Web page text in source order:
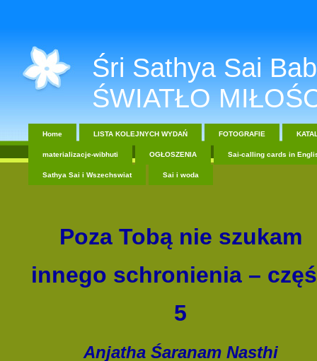
Śri Sathya Sai
ŚWIATŁO
Home LISTA KOLEJNYCH WYDAŃ FOTOGRAFIE
materializacje-wibhuti OGŁOSZENIA Sai-calling cards in
Sathya Sai i Wszechswiat Sai i woda
Poza Tobą nie szukam
innego schronienia –
5
Anjatha Śaranam Nasthi